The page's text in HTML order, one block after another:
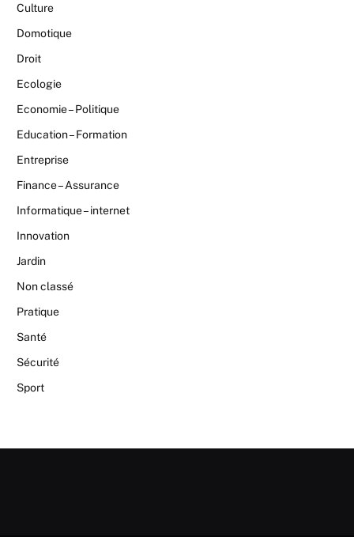
Culture
Domotique
Droit
Ecologie
Economie – Politique
Education – Formation
Entreprise
Finance – Assurance
Informatique – internet
Innovation
Jardin
Non classé
Pratique
Santé
Sécurité
Sport